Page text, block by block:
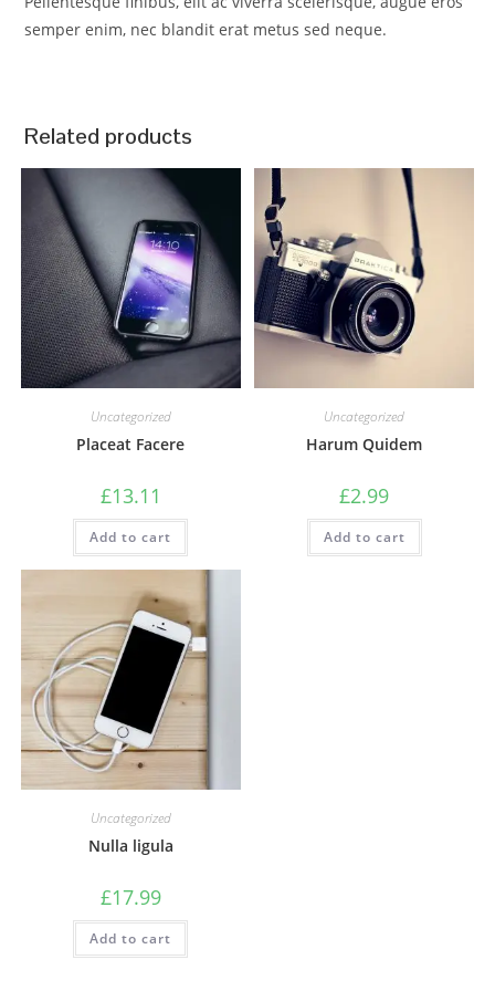
semper enim, nec blandit erat metus sed neque.
Related products
Uncategorized
Placeat Facere
£13.11
Add to cart
Uncategorized
Harum Quidem
£2.99
Add to cart
Uncategorized
Nulla ligula
£17.99
Add to cart